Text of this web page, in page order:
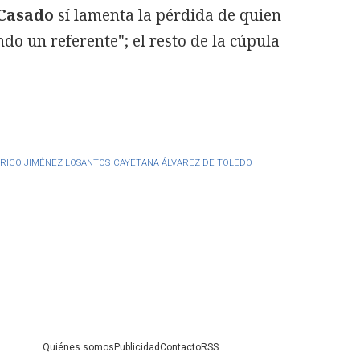
JIMÉNEZ LOSANTOS CAYETANA ÁLVAREZ DE TOLEDO
sí lamenta la pérdida de quien
un referente"; el resto de la cúpula
Quiénes somos PublicidadContactoRSS